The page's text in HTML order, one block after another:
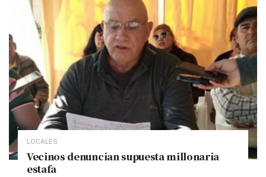
LOCALES
Vecinos denuncian supuesta millonaria
estafa